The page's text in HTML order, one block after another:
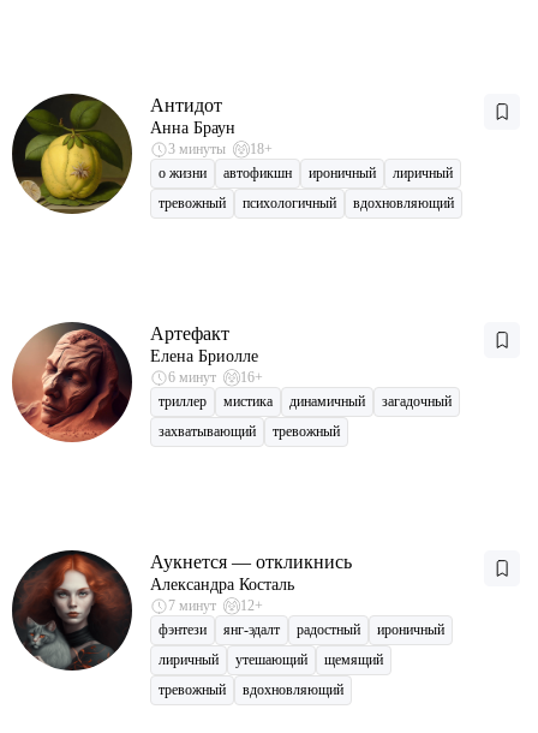
Антидот
Анна Браун
3 минуты
18+
о жизни
автофикшн ироничный
лиричный
тревожный
психологичный вдохновляющий
Артефакт
Елена Бриолле
6 минут
16+
триллер
мистика динамичный
загадочный
захватывающий
тревожный
Аукнется — откликнись
Александра Косталь
7 минут
12+
фэнтези
янг-эдалт радостный
ироничный
лиричный
утешающий
щемящий
тревожный
вдохновляющий